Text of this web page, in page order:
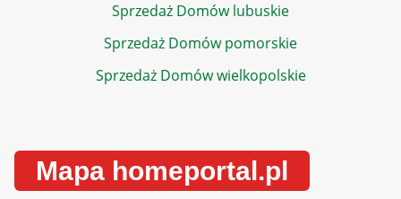
Sprzedaż Domów lubuskie
Sprzedaż Domów pomorskie
Sprzedaż Domów wielkopolskie
Mapa homeportal.pl